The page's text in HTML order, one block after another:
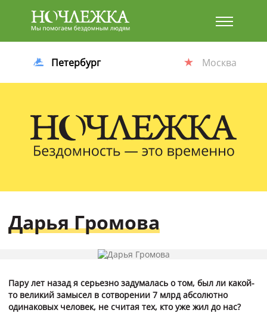
Баннер
Петербург Москва
Дарья Громова
Пару лет назад я серьезно задумалась о том, был ли какой-
то великий замысел в сотворении 7 млрд абсолютно
одинаковых человек, не считая тех, кто уже жил до нас?